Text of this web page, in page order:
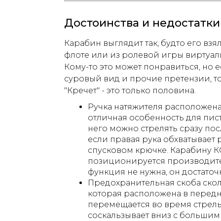
Достоинства и недостатки
Карабин выглядит так, будто его
флоте или из ролевой игры
Кому-то это может понравиться, но
суровый вид и прочие претензии,
"Кречет" - это только половина.
Ручка натяжителя
отличная особенность для
него можно стрелять сразу
если правая рука обхватывает
спусковом крючке. Карабину
позиционируется
функция не нужна, он
Предохранительная скоба
которая расположена в
перемещается во время
соскальзывает вниз с большим